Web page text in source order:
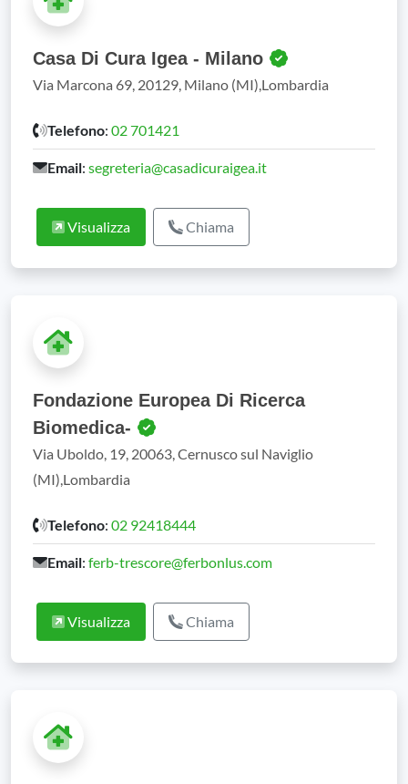
Casa Di Cura Igea - Milano
Via Marcona 69, 20129, Milano (MI),Lombardia
Telefono: 02 701421
Email: segreteria@casadicuraigea.it
Visualizza Chiama
Fondazione Europea Di Ricerca
Biomedica-
Via Uboldo, 19, 20063, Cernusco sul Naviglio
(MI),Lombardia
Telefono: 02 92418444
Email: ferb-trescore@ferbonlus.com
Visualizza Chiama